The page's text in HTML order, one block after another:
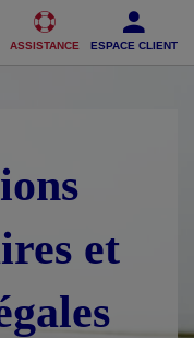
Pied de page
ASSISTANCE ESPACE CLIENT
et